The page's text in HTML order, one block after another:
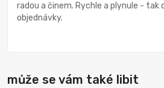
radou a činem. Rychle a plynule - tak
objednávky.
může se vám také libit